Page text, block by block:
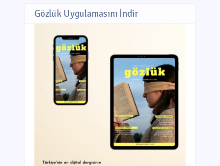
Gözlük Uygulamasını İndir